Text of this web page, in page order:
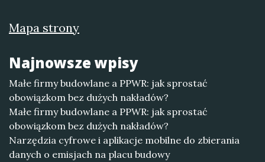
Mapa strony
Najnowsze wpisy
Małe firmy budowlane a PPWR: jak sprostać
obowiązkom bez dużych nakładów?
Małe firmy budowlane a PPWR: jak sprostać
obowiązkom bez dużych nakładów?
Narzędzia cyfrowe i aplikacje mobilne do zbierania
danych o emisjach na placu budowy